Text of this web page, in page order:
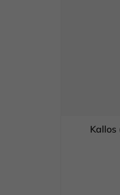
Kallos